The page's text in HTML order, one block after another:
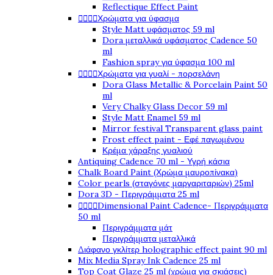
Reflectique Effect Paint
Χρώματα για ύφασμα
Style Matt υφάσματος 59 ml
Dora μεταλλικά υφάσματος Cadence 50
ml
Fashion spray για ύφασμα 100 ml
Χρώματα για γυαλί - πορσελάνη
Dora Glass Metallic & Porcelain Paint 50
ml
Very Chalky Glass Decor 59 ml
Style Matt Enamel 59 ml
Mirror festival Transparent glass paint
Frost effect paint - Εφέ παγωμένου
Κρέμα χάραξης γυαλιού
Antiquing Cadence 70 ml - Υγρή κάσια
Chalk Board Paint (Χρώμα μαυροπίνακα)
Color pearls (σταγόνες μαργαριταριών) 25ml
Dora 3D - Περιγράμματα 25 ml
Dimensional Paint Cadence- Περιγράμματα
50 ml
Περιγράμματα μάτ
Περιγράμματα μεταλλικά
Διάφανο γκλίτερ holographic effect paint 90 ml
Mix Media Spray Ink Cadence 25 ml
Top Coat Glaze 25 ml (χρώμα για σκιάσεις)